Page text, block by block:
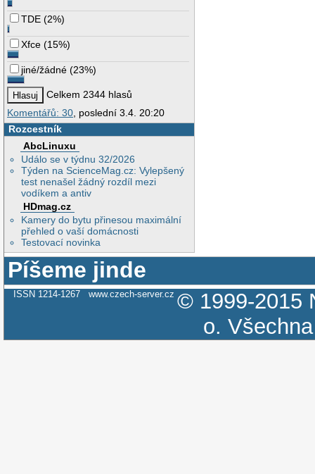
TDE (2%)
Xfce (15%)
jiné/žádné (23%)
Celkem 2344 hlasů
Komentářů: 30 , poslední 3.4. 20:20
Rozcestník
AbcLinuxu
Událo se v týdnu 32/2026
Týden na ScienceMag.cz: Vylepšený
test nenašel žádný rozdíl mezi
vodíkem a antiv
HDmag.cz
Kamery do bytu přinesou maximální
přehled o vaší domácnosti
Testovací novinka
Píšeme jinde
ISSN 1214-1267 www.czech-server.cz © 1999-2015
o.